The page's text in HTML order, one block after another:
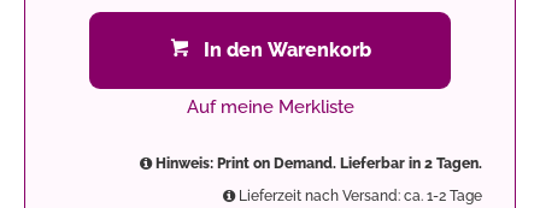
In den Warenkorb
Auf meine Merkliste
Hinweis: Print on Demand. Lieferbar in 2 Tagen.
Lieferzeit nach Versand: ca. 1-2 Tage